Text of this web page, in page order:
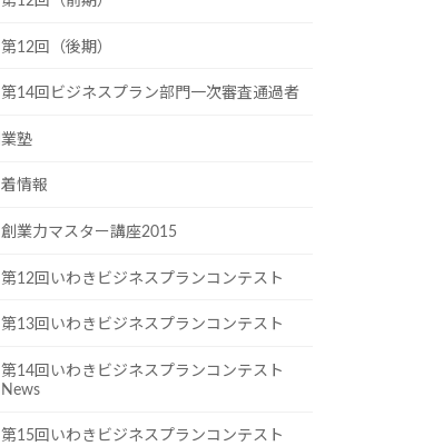
第12回（後期）
第14回ビジネスプラン部門一次審査通過者
塾
情報
創業力マスター講座2015
第12回いわきビジネスプランコンテスト
第13回いわきビジネスプランコンテスト
第14回いわきビジネスプランコンテスト
News
第15回いわきビジネスプランコンテスト